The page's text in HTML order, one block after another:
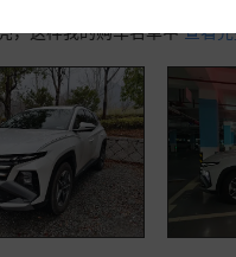
放，唯独从来没去看过现
，这样我的购车名单中 查看